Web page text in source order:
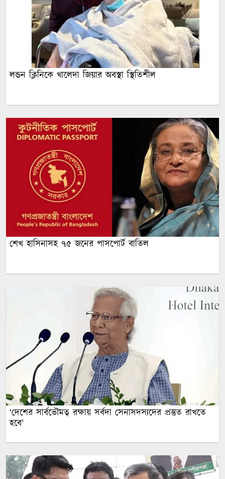
লন্ডন ক্লিনিকে খালেদা জিয়ার অবস্থা স্থিতিশীল
শেখ হাসিনাসহ ৭৫ জনের পাসপোর্ট বাতিল
‘দেশের সার্বভৌমত্ব রক্ষায় সর্বদা সেনাসদস্যদের প্রস্তুত রাখতে
হবে’